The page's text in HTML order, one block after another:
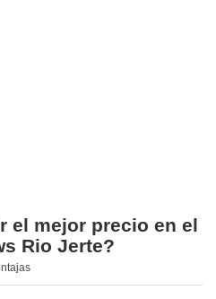
el mejor precio en el
Rio Jerte?